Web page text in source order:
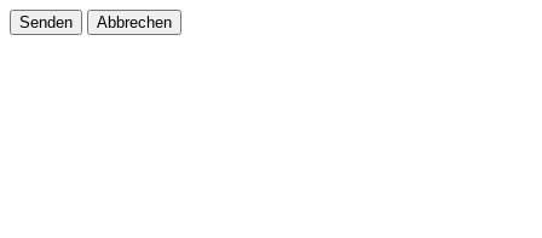
Senden Abbrechen